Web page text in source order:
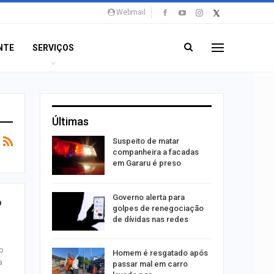
Webmail
SERVIÇOS
Últimas
para
às
Suspeito de matar
companheira a facadas
em Gararu é preso
Governo alerta para
golpes de renegociação
de dívidas nas redes
Homem é resgatado após
passar mal em carro